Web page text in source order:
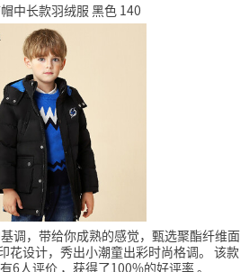
中长款羽绒服 黑色 140
调，带给你成熟的感觉，甄选聚酯纤维面
设计，秀出小潮童出彩时尚格调。 该款
6人评价 ，获得了100%的好评率。